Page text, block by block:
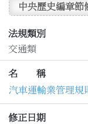
中央歷史編章節
法規類別
交通類
名 稱
汽車運輸業管理規
修正日期